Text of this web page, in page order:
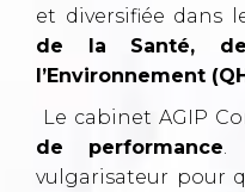
et diversifiée dans
de la Santé,
l’Environnement
Le cabinet AGIP
de performance.
vulgarisateur pour